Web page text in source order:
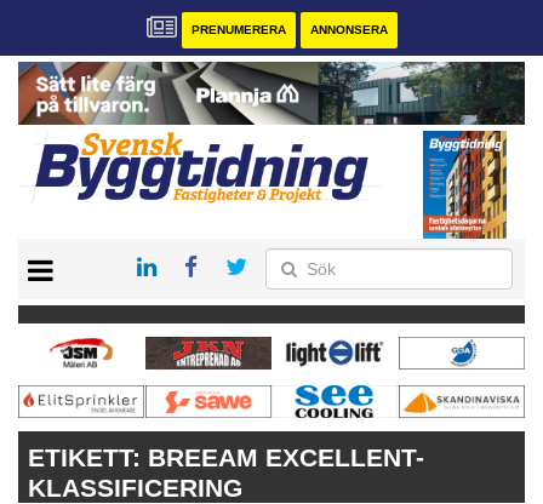
PRENUMERERA ANNONSERA
PRENUMERERA
VÅRA ANDRA MAGASIN
ANNONSERA
KONTAKT
ETIKETT: BREEAM EXCELLENT-
KLASSIFICERING